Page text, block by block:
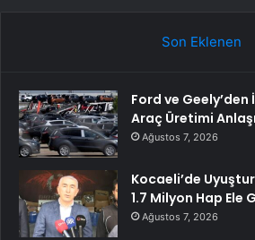
Son Eklenen
Ford ve
Araç Üretimi
Ağustos 7, 2026
Kocaeli’de
1.7 Milyon Hap Ele
Ağustos 7, 2026